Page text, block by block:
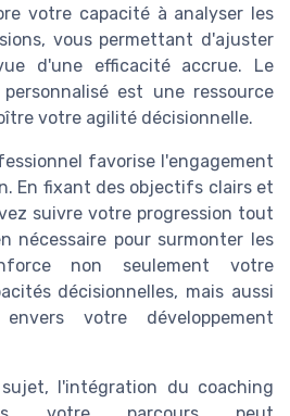
votre capacité à analyser les
vous permettant d'ajuster
d'une efficacité accrue. Le
est une ressource
votre agilité décisionnelle.
favorise l'engagement
En fixant des objectifs clairs et
suivre votre progression tout
nécessaire pour surmonter les
non seulement votre
décisionnelles, mais aussi
votre développement
l'intégration du coaching